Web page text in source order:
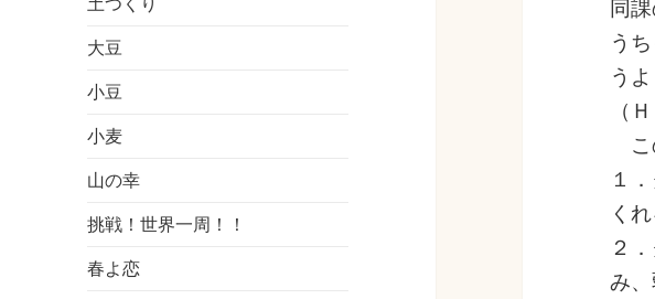
大豆
小豆
小麦
山の幸
挑戦！世界一周！！
春よ恋
同
う
う
（
こ
１
くれ
２
み